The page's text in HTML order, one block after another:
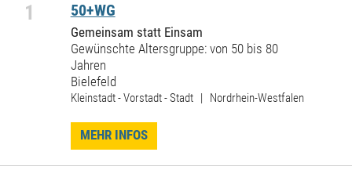
1 50+WG
Gemeinsam statt Einsam
Gewünschte Altersgruppe: von 50 bis 80
Jahren
Bielefeld
Kleinstadt - Vorstadt - Stadt | Nordrhein-Westfalen
MEHR INFOS